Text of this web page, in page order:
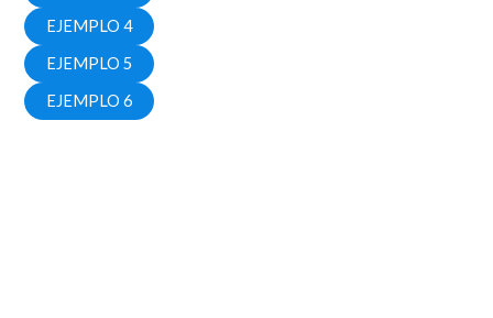
EJEMPLO 4
EJEMPLO 5
EJEMPLO 6